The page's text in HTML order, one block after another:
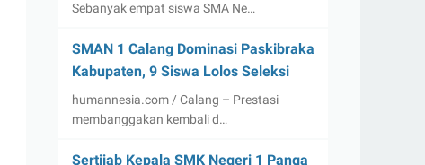
Sebanyak empat siswa SMA Ne…
SMAN 1 Calang Dominasi Paskibraka
Kabupaten, 9 Siswa Lolos Seleksi
humannesia.com / Calang – Prestasi
membanggakan kembali d…
Sertijab Kepala SMK Negeri 1 Panga